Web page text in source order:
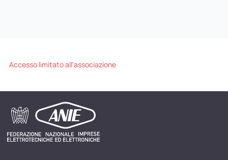
Accesso limitato all'associazione